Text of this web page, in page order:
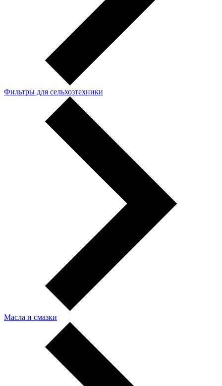
Фильтры для сельхозтехники
Масла и смазки